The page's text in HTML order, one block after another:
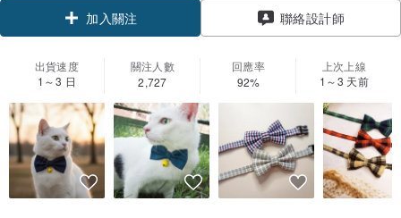
加入關注 聯絡設計師
出貨速度
1～3 日
關注人數
2,727
回應率
92%
上次上線
1～3 天前